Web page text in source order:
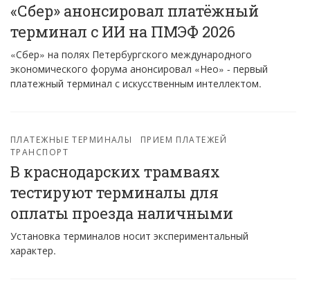
«Сбер» анонсировал платёжный
терминал с ИИ на ПМЭФ 2026
«Сбер» на полях Петербургского международного
экономического форума анонсировал «Нео» - первый
платежный терминал с искусственным интеллектом.
ПЛАТЕЖНЫЕ ТЕРМИНАЛЫ
ПРИЕМ ПЛАТЕЖЕЙ
ТРАНСПОРТ
В краснодарских трамваях
тестируют терминалы для
оплаты проезда наличными
Установка терминалов носит экспериментальный
характер.